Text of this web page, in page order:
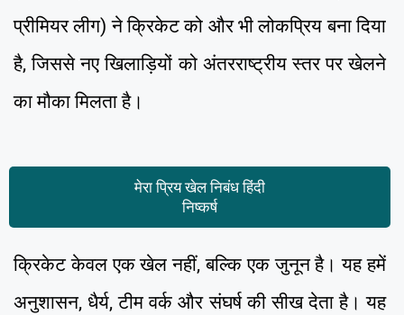
प्रीमियर लीग) ने क्रिकेट को और भी लोकप्रिय बना दिया
है, जिससे नए खिलाड़ियों को अंतरराष्ट्रीय स्तर पर खेलने
का मौका मिलता है।
मेरा प्रिय खेल निबंध हिंदी
निष्कर्ष
क्रिकेट केवल एक खेल नहीं, बल्कि एक जुनून है। यह हमें
अनुशासन, धैर्य, टीम वर्क और संघर्ष की सीख देता है। यह